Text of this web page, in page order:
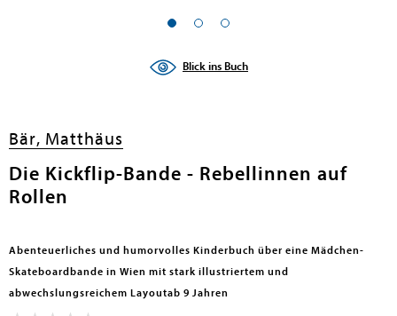
submenu
Blick ins Buch
Bär, Matthäus
Die Kickflip-Bande - Rebellinnen auf
Rollen
Abenteuerliches und humorvolles Kinderbuch über eine Mädchen-
Skateboardbande in Wien mit stark illustriertem und
abwechslungsreichem Layoutab 9 Jahren